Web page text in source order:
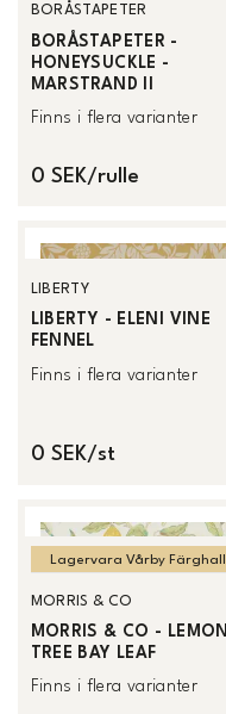
BORÅSTAPETER
BORÅSTAPETER -
HONEYSUCKLE -
MARSTRAND II
Finns i flera varianter
0 SEK/rulle
LIBERTY
LIBERTY - ELENI VINE
FENNEL
Finns i flera varianter
0 SEK/st
Lagervara Vårby Färghall
MORRIS & CO
MORRIS & CO - LEMON
TREE BAY LEAF
Finns i flera varianter